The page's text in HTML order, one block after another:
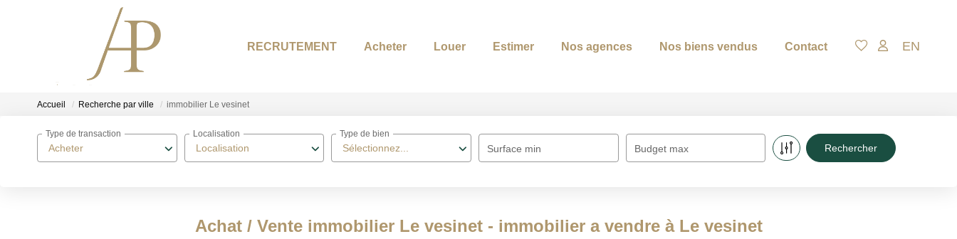
RECRUTEMENT Acheter Louer Estimer Nos agences Nos biens vendus Contact EN
Accueil Recherche par ville immobilier Le vesinet
Acheter
Type de transaction
Localisation
Localisation
Sélectionnez...
Type de bien
Surface min Budget max
Achat / Vente immobilier Le vesinet - immobilier a vendre à Le vesinet